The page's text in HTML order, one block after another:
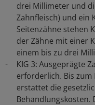
drei Millimeter und
Zahnfleisch) und ein
Seitenzähne stehen
der Zähne mit einer
einem bis zu drei
KIG 3: Ausgeprägte
erforderlich. Bis zum
erstattet die
Behandlungskosten.